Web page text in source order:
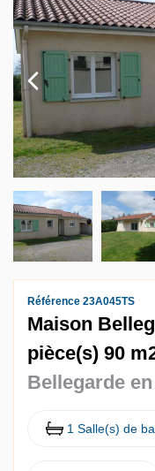
Estimation
Notre Agence
Référence 23A045TS
Maison
pièce(s) 90
Bellegarde
1 Salle(s) de